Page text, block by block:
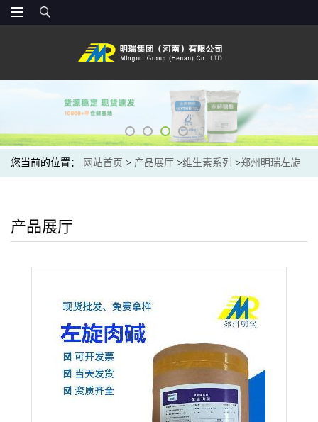
您当前的位置： 网站首页 > 产品展厅 >维生素系列 >郑州明瑞左旋
产品展厅